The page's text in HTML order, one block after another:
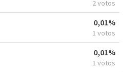
2 votos
0,01%
1 votos
0,01%
1 votos